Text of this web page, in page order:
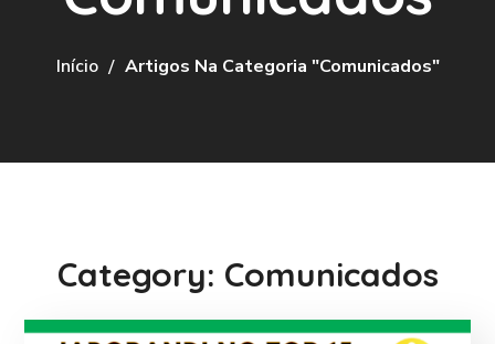
Início Artigos Na Categoria "Comunicados"
Category: Comunicados